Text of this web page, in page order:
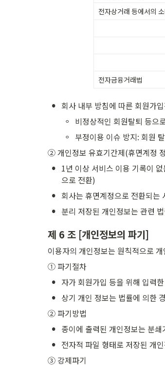
전자상거래 등에서의
전자금융거래법
• 회사 내부 방침에 따른 회원가
◦ 비정상적인 회원탈퇴 등으
◦ 부정이용 이슈 방지: 회원
② 개인정보 유효기간제(휴면계정
• 1년 이상 서비스 이용 기록이
으로 전환)
• 회사는 휴면계정으로 전환되는
• 분리 저장된 개인정보는 관련
제 6 조 [개인정보의 파기]
이용자의 개인정보는 원칙적으로
① 파기절차
• 자가 회원가입 등을 위해 입력
• 상기 개인 정보는 법률에 의한
② 파기방법
• 종이에 출력된 개인정보는 분
• 전자적 파일 형태로 저장된 개
③ 강제파기